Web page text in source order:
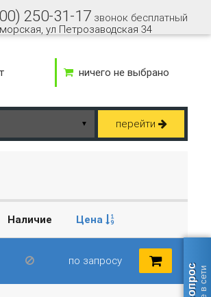
250-31-17 звонок бесплатный
ул Петрозаводская 34
ничего не выбрано
▼ перейти
Наличие Цена
по запросу